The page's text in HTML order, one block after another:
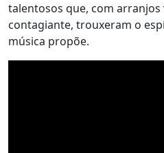
talentosos que, com
contagiante, trouxeram o
música propõe.